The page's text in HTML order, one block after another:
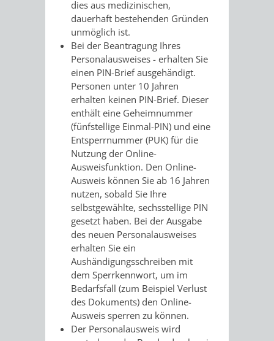
UMWELT-
KLIMASCHUTZ
KLIMASCHUTZ
dies aus medizinischen,
dauerhaft bestehenden Gründen
unmöglich ist.
Bei der Beantragung Ihres
Personalausweises - erhalten Sie
einen PIN-Briefausgehändigt.
Personen unter 10 Jahren
erhalten keinen PIN-Brief. Dieser
enthält eine Geheimnummer
(fünfstellige Einmal-PIN) und eine
Entsperrnummer (PUK) für die
Nutzung der Online-
Ausweisfunktion. Den Online-
Ausweis können Sie ab 16 Jahren
nutzen, sobald Sie Ihre
selbstgewählte, sechsstellige PIN
gesetzt haben. Bei der Ausgabe
des neuen Personalausweises
erhalten Sie ein
Aushändigungsschreiben mit
dem Sperrkennwort, um im
Bedarfsfall (zum Beispiel Verlust
des Dokuments) den Online-
Ausweis sperren zu können.
Der Personalausweis wird